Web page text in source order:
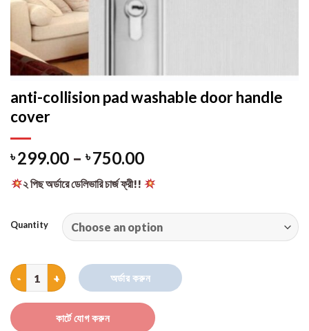
anti-collision pad washable door handle
cover
৳299.00 – ৳750.00
২ পিছ অর্ডারে ডেলিভারি চার্জ ফ্রী!!
Quantity
anti-collision pad washable door handle cover quantity
অর্ডার করুন
কার্টে যোগ করুন